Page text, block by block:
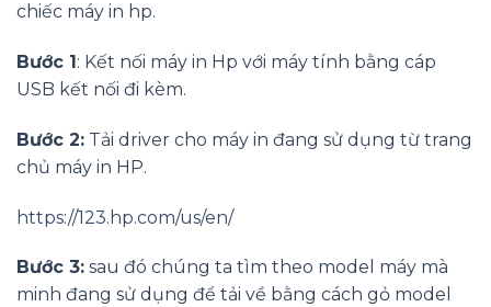
chiếc máy in hp.
Bước 1: Kết nối máy in Hp với máy tính bằng cáp
USB kết nối đi kèm.
Bước 2: Tải driver cho máy in đang sử dụng từ trang
chủ máy in HP.
https://123.hp.com/us/en/
Bước 3: sau đó chúng ta tìm theo model máy mà
minh đang sử dụng để tải về bằng cách gỏ model